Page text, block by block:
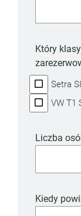
Który
Setra
VW T1
Liczba
Kiedy